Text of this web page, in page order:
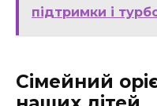
підтримки і
Сімейний